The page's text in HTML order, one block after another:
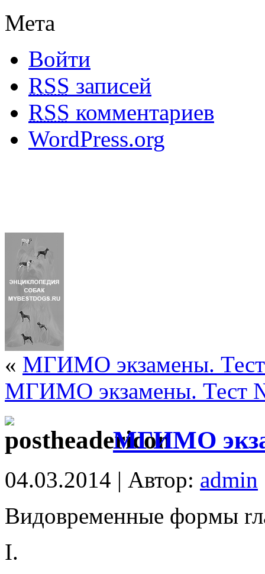
Мета
Войти
RSS записей
RSS комментариев
WordPress.org
« МГИМО экзамены.
МГИМО экзамены. Тест
МГИМО
04.03.2014 | Автор: admin
Bидoвpeмeнныe фopмы
I.